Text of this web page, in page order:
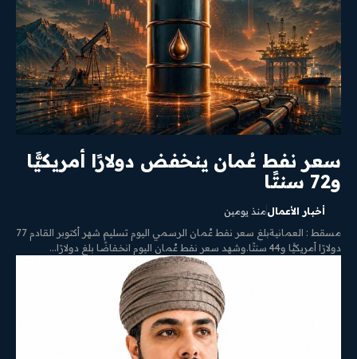
سعر نفط عُمان ينخفض دولارًا أمريكيًّا
و72 سنتًا
أخبار الأعمالمنذ يومين
مسقط : العمانيةبلغ سعر نفط عُمان الرسمي اليوم تسليم شهر أكتوبر القادم 77
دولارًا أمريكيًّا و44 سنتًا.وشهد سعر نفط عُمان اليوم انخفاضًا بلغ دولارًا...